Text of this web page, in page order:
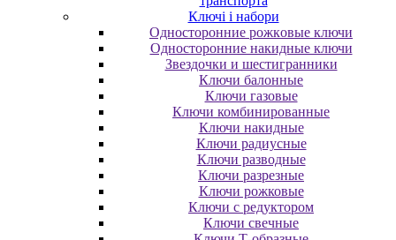
Ключі і набори
Oднocтopoнниe poжкoвыe ключи
Oднocтopoнниe нaкидныe ключи
Звездочки и шестигранники
Ключи балонные
Ключи газовые
Ключи комбинированные
Ключи накидные
Ключи радиусные
Ключи разводные
Ключи разрезные
Ключи рожковые
Ключи с редуктором
Ключи свечные